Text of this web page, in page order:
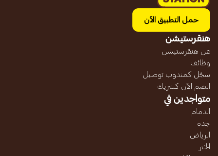
حمل التطبيق الآن
هنقرستيشن
عن هنقرستيشن
وظائف
سجّل كمندوب توصيل
انضم الآن كشريك
متواجدين في
الدمام
جده
الرياض
الخبر